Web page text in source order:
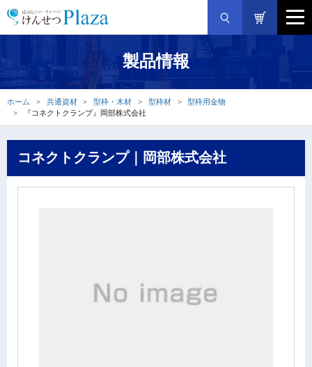
製品情報
ホーム 共通資材 型枠・木材 型枠材
型枠用金物
『コネクトクランプ』岡部株式会社
コネクトクランプ｜岡部株式会社